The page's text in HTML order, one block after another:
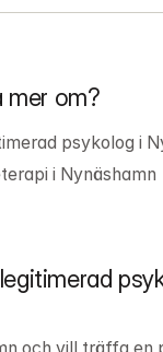
mer om?
psykolog i
i Nynäshamn